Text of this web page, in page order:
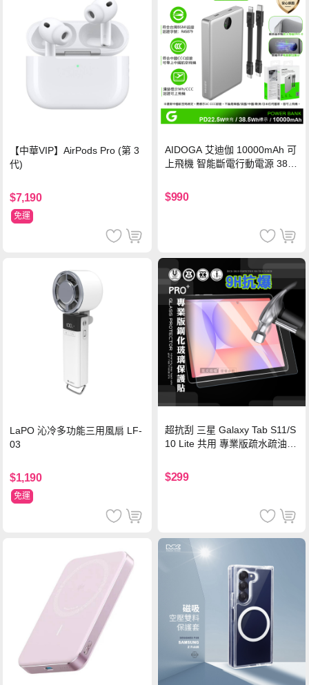
【中華VIP】AirPods Pro (第 3
代)
$7,190
免運
AIDOGA 艾迪伽 10000mAh 可
上飛機 智能斷電行動電源 38.5
灣BSMI/中國CCC/歐美CE/FCC
認證
$990
LaPO 沁冷多功能三用風扇 LF-
03
$1,190
免運
超抗刮 三星 Galaxy Tab S11/S
10 Lite 共用 專業版疏水疏油9
$299